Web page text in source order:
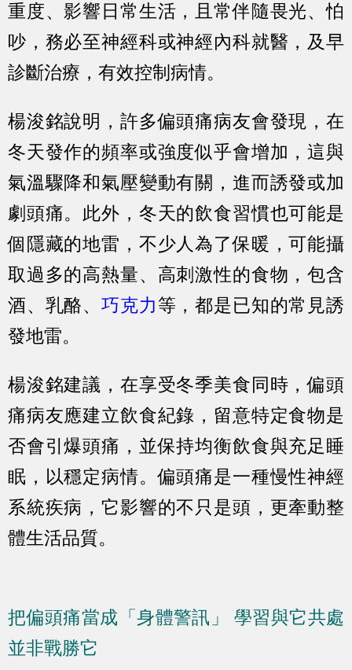
重度、影響日常生活，且常伴隨畏光、怕
吵，務必至神經科或神經內科就醫，及早
診斷治療，有效控制病情。
楊浚銘說明，許多偏頭痛病友會發現，在
冬天發作的頻率或強度似乎會增加，這與
氣溫驟降和氣壓變動有關，進而誘發或加
劇頭痛。此外，冬天的飲食習慣也可能是
個隱藏的地雷，不少人為了保暖，可能攝
取過多的高熱量、高刺激性的食物，包含
酒、乳酪、巧克力等，都是已知的常見誘
發地雷。
楊浚銘建議，在享受冬季美食同時，偏頭
痛病友應建立飲食紀錄，留意特定食物是
否會引爆頭痛，並保持均衡飲食與充足睡
眠，以穩定病情。偏頭痛是一種慢性神經
系統疾病，它影響的不只是頭，更牽動整
體生活品質。
把偏頭痛當成「身體警訊」 學習與它共處
並非戰勝它